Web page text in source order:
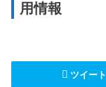
用情報
ツイート